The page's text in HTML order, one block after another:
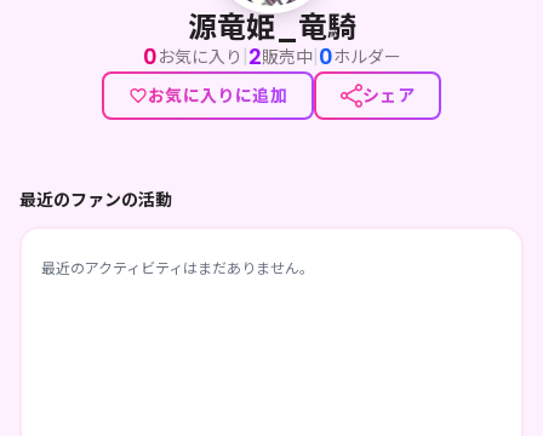
源竜姫_竜騎
0お気に入り |2販売中|0ホルダー
お気に入りに追加
シェア
最近のファンの活動
最近のアクティビティはまだありません。